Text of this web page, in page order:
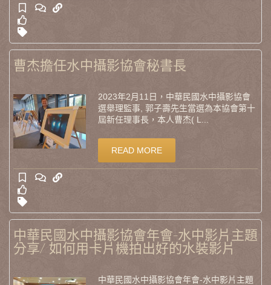
曹杰擔任水中攝影協會秘書長
2023年2月11日，中華民國水中攝影協會
選舉理監事, 郭子壽先生當選為本協會第十
屆新任理事長，本人曹杰( L...
READ MORE
中華民國水中攝影協會年會-水中影片主題
分享/ 如何用卡片機拍出好的水裝影片
中華民國水中攝影協會年會-水中影片主題